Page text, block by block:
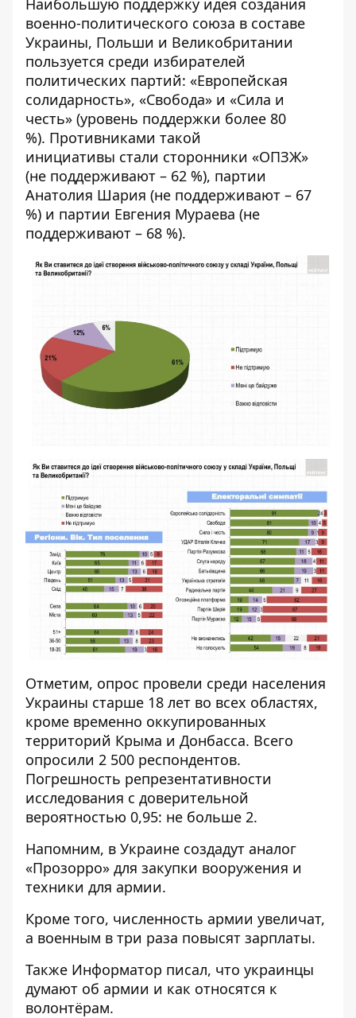
Наибольшую поддержку идея создания
военно-политического союза в составе
Украины, Польши и Великобритании
пользуется среди избирателей
политических партий: «Европейская
солидарность», «Свобода» и «Сила и
честь» (уровень поддержки более 80
%). Противниками такой
инициативы стали сторонники «ОПЗЖ»
(не поддерживают – 62 %), партии
Анатолия Шария (не поддерживают – 67
%) и партии Евгения Мураева (не
поддерживают – 68 %).
Отметим, опрос провели среди населения
Украины старше 18 лет во всех областях,
кроме временно оккупированных
территорий Крыма и Донбасса. Всего
опросили 2 500 респондентов.
Погрешность репрезентативности
исследования с доверительной
вероятностью 0,95: не больше 2.
Напомним, в Украине создадут аналог
«Прозорро» для закупки вооружения и
техники для армии.
Кроме того, численность армии увеличат,
а военным в три раза повысят зарплаты.
Также Информатор писал, что украинцы
думают об армии и как относятся к
волонтёрам.